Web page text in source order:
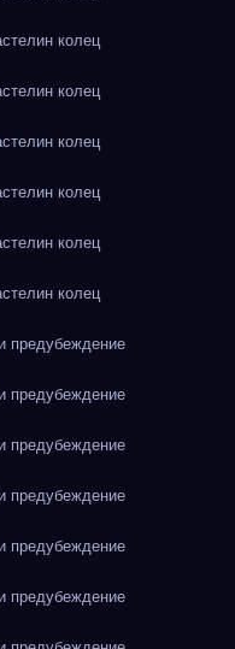
колец
колец
колец
колец
колец
колец
предубеждение
предубеждение
предубеждение
предубеждение
предубеждение
предубеждение